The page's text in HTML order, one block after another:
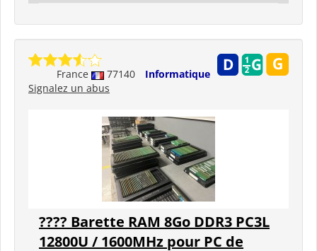
France 77140
Informatique
Signalez un abus
???? Barette RAM 8Go DDR3 PC3L
12800U / 1600MHz pour PC de